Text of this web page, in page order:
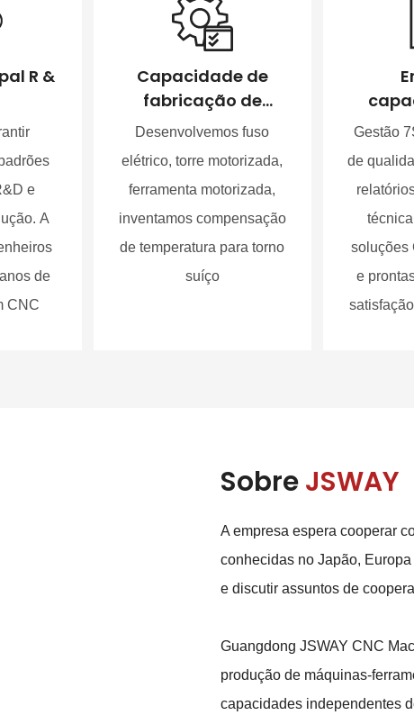
R &
e
A
de
CNC
Capacidade de
fabricação de
peças-chave
Desenvolvemos fuso
elétrico, torre motorizada,
ferramenta motorizada,
inventamos compensação
de temperatura para torno
suíço
Gestão
de
soluções
e
SobreJSWAY
A empresa espera cooperar
conhecidas no Japão,
e discutir assuntos de
Guangdong JSWAY CNC
produção de máquinas-
capacidades independentes